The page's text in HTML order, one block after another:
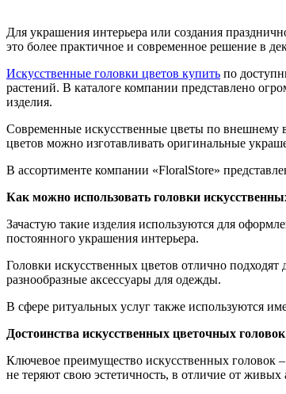
Для украшения интерьера или создания
это более практичное и современное решение в
Искусственные головки цветов купить по
растений. В каталоге компании представлено
изделия.
Современные искусственные цветы по внешнему
цветов можно изготавливать оригинальные
В ассортименте компании «FloralStore»
Как можно использовать головки
Зачастую такие изделия используются для
постоянного украшения интерьера.
Головки искусственных цветов отлично
разнообразные аксессуары для одежды.
В сфере ритуальных услуг также используются
Достоинства искусственных цветочных головок
Ключевое преимущество искусственных головок
не теряют свою эстетичность, в отличие от живых